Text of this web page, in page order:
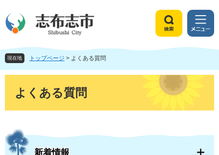
ジ
頭
す
ュ
飛
し
索
メ
ニ
ュ
現在地 トップページ > よくある質問
よくある質問
新着情報